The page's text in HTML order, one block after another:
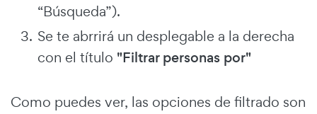
“Búsqueda”).
Se te abrrirá un desplegable a la derecha
con el título "Filtrar personas por"
Como puedes ver, las opciones de filtrado son